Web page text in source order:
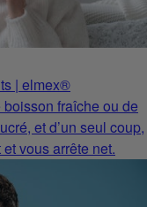
| elmex®
fraîche ou de
et d’un seul coup,
vous arrête net.